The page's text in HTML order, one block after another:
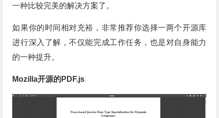
一种比较完美的解决方案了。
如果你的时间相对充裕，非常推荐你选择一两个开源库
进行深入了解，不仅能完成工作任务，也是对自身能力
的一种提升。
Mozilla开源的PDF.js